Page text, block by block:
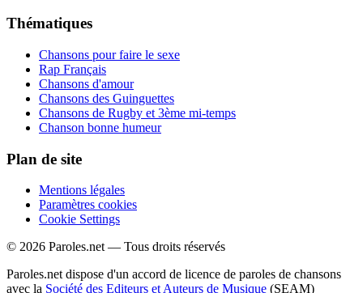
Thématiques
Chansons pour faire le sexe
Rap Français
Chansons d'amour
Chansons des Guinguettes
Chansons de Rugby et 3ème mi-temps
Chanson bonne humeur
Plan de site
Mentions légales
Paramètres cookies
Cookie Settings
© 2026 Paroles.net — Tous droits réservés
Paroles.net dispose d'un accord de licence de paroles de chansons
avec la Société des Editeurs et Auteurs de Musique (SEAM)